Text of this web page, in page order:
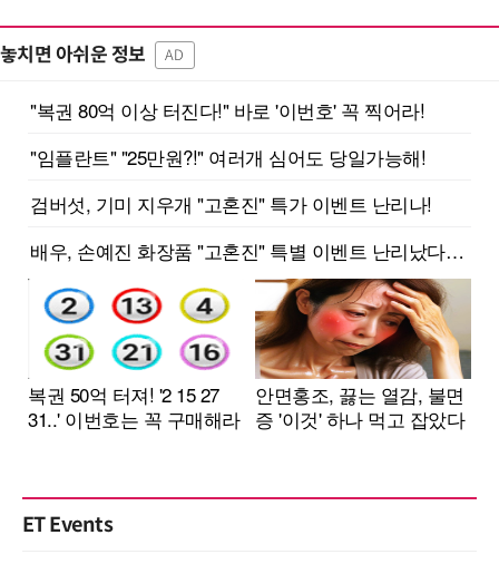
놓치면 아쉬운 정보 AD
ET Events